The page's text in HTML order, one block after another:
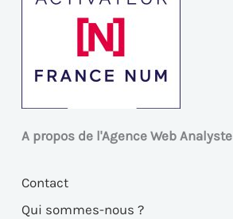
A propos de l'Agence Web Analyste
Contact
Qui sommes-nous ?